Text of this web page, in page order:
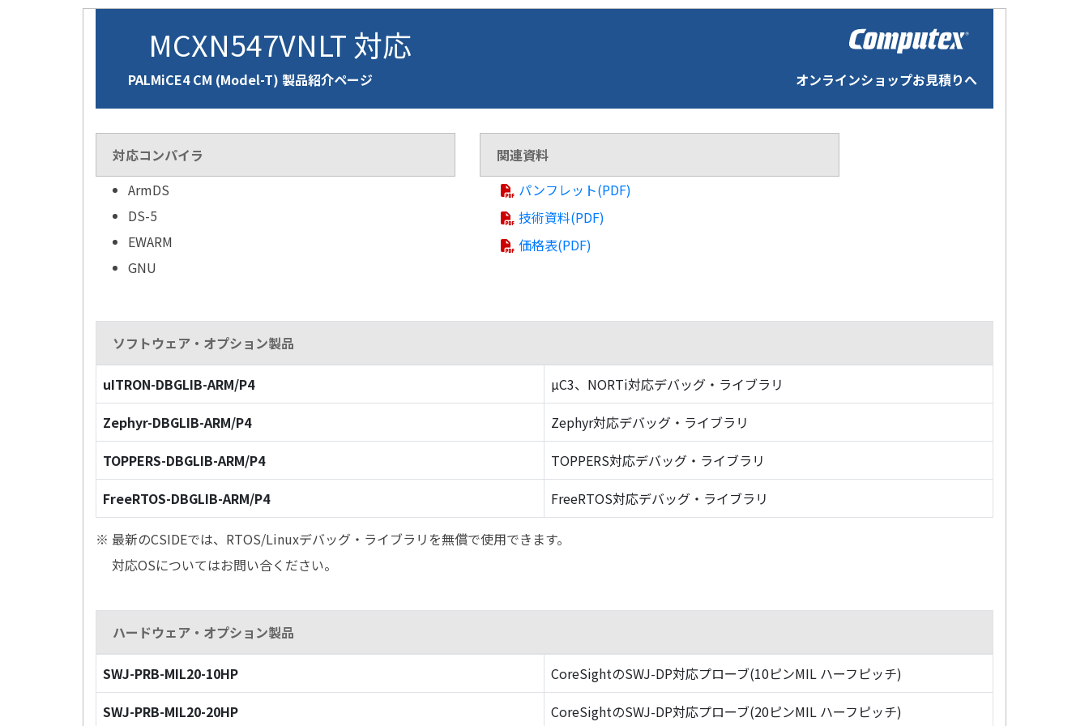
MCXN547VNLT 対応
PALMiCE4 CM (Model-T) 製品紹介ページ オンラインショップお見積りへ
対応コンパイラ
ArmDS
DS-5
EWARM
GNU
関連資料
パンフレット(PDF)
技術資料(PDF)
価格表(PDF)
ソフトウェア・オプション製品
uITRON-DBGLIB-ARM/P4
µC3、NORTi対応デバッグ・ライブラリ
Zephyr-DBGLIB-ARM/P4
Zephyr対応デバッグ・ライブラリ
TOPPERS-DBGLIB-ARM/P4
TOPPERS対応デバッグ・ライブラリ
FreeRTOS-DBGLIB-ARM/P4
FreeRTOS対応デバッグ・ライブラリ
※ 最新のCSIDEでは、RTOS/Linuxデバッグ・ライブラリを無償で使用できます。
対応OSについてはお問い合ください。
ハードウェア・オプション製品
SWJ-PRB-MIL20-10HP
CoreSightのSWJ-DP対応プローブ(10ピンMIL ハーフピッチ)
SWJ-PRB-MIL20-20HP
CoreSightのSWJ-DP対応プローブ(20ピンMIL ハーフピッチ)